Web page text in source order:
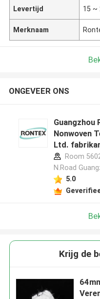
Levertijd 15 ~
Merknaam
ONGEVEER ONS
Guangzhou
Nonwoven
Ltd.
Room
N.Road
5.0
Krijg de